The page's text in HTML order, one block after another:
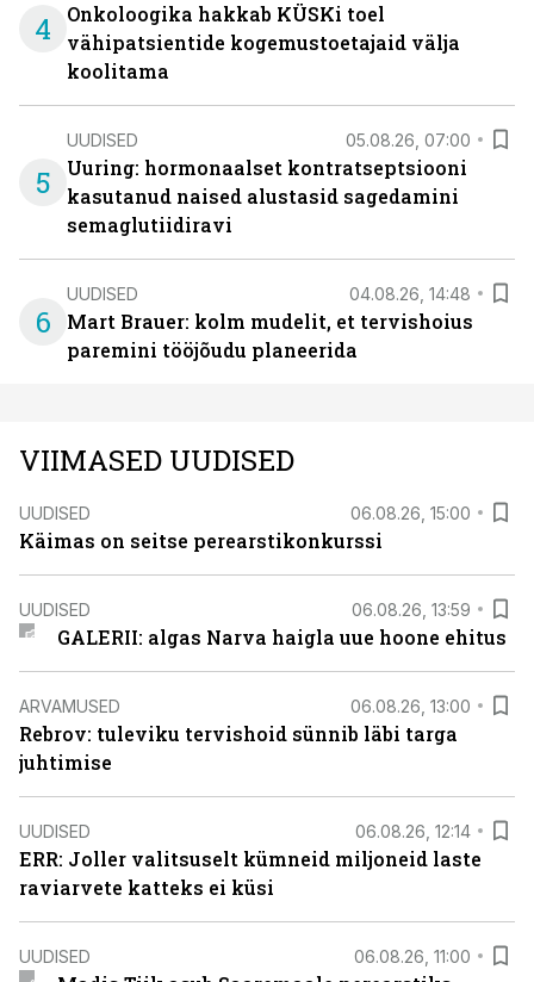
4
Onkoloogika hakkab KÜSKi toel
vähipatsientide kogemustoetajaid välja
koolitama
5
UUDISED 05.08.26, 07:00
Uuring: hormonaalset kontratseptsiooni
kasutanud naised alustasid sagedamini
semaglutiidiravi
6
UUDISED 04.08.26, 14:48
Mart Brauer: kolm mudelit, et tervishoius
paremini tööjõudu planeerida
VIIMASED UUDISED
UUDISED 06.08.26, 15:00
Käimas on seitse perearstikonkurssi
UUDISED 06.08.26, 13:59
GALERII: algas Narva haigla uue hoone ehitus
ARVAMUSED 06.08.26, 13:00
Rebrov: tuleviku tervishoid sünnib läbi targa
juhtimise
UUDISED 06.08.26, 12:14
ERR: Joller valitsuselt kümneid miljoneid laste
raviarvete katteks ei küsi
UUDISED 06.08.26, 11:00